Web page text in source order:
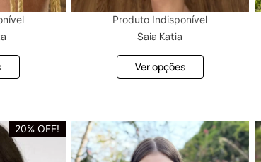
Produto Indisponível
Saia Katia
Ver opções
20% OFF!